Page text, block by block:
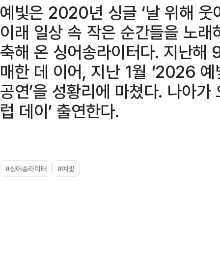
예빛은 2020년 싱글 ‘날 위해 웃
이래 일상 속 작은 순간들을 노
축해 온 싱어송라이터다. 지난해
매한 데 이어, 지난 1월 ‘2026
공연’을 성황리에 마쳤다. 나아
럽 데이’ 출연한다.
#싱어송라이터 #예빛